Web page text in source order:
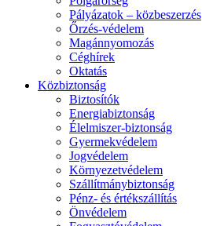
Pályázatok – közbeszerzés
Őrzés-védelem
Magánnyomozás
Céghírek
Oktatás
Közbiztonság
Biztosítók
Energiabiztonság
Élelmiszer-biztonság
Gyermekvédelem
Jogvédelem
Környezetvédelem
Szállítmánybiztonság
Pénz- és értékszállítás
Önvédelem